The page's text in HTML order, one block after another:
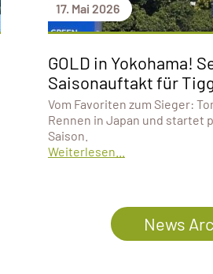
17. Mai 2026
GOLD in Yokohama!
Saisonauftakt für
Vom Favoriten zum Sieger:
Rennen in Japan und startet
Saison.
Weiterlesen...
News